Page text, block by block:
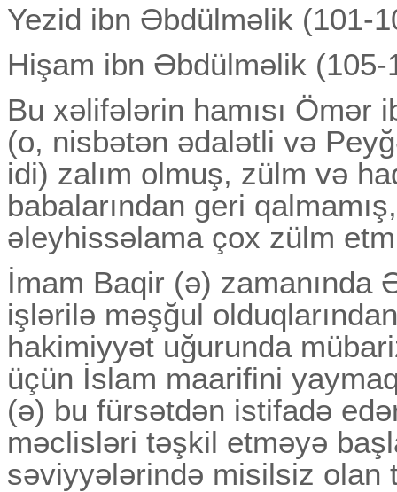
Yezid ibn Əbdülməlik (101-
Hişam ibn Əbdülməlik (105-
Bu xəlifələrin hamısı
(o, nisbətən ədalətli və
idi) zalım olmuş, zülm və
babalarından geri
əleyhissəlama çox zülm
İmam Baqir (ə)
işlərilə məşğul
hakimiyyət uğurunda
üçün İslam maarifini
(ə) bu fürsətdən istifadə
məclisləri təşkil etməyə
səviyyələrində misilsiz olan